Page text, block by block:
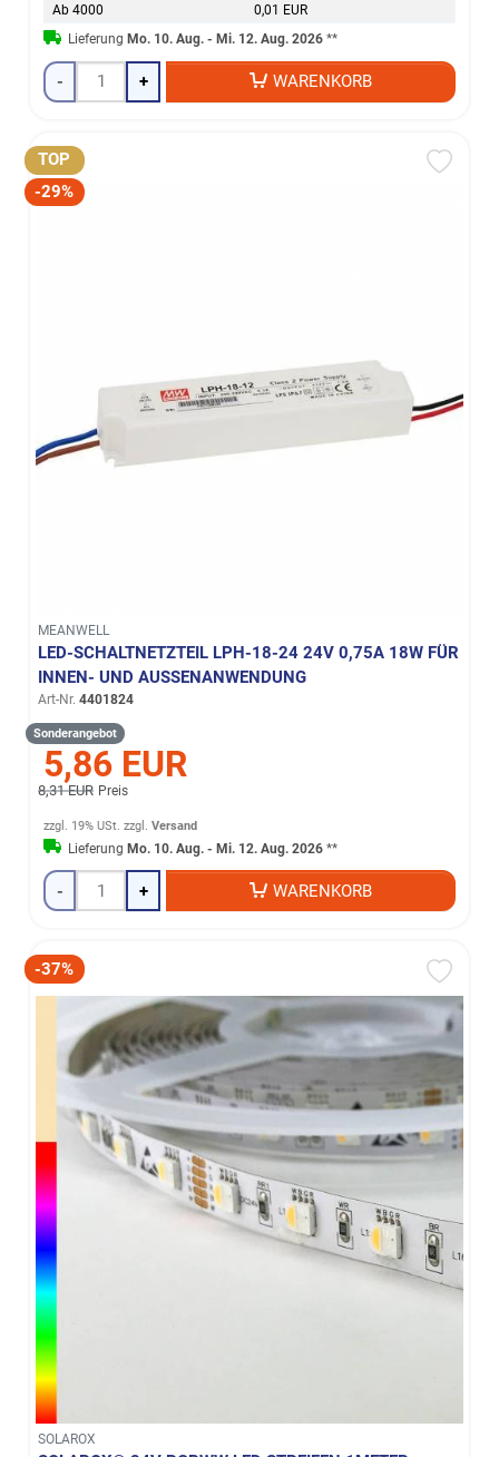
Ab 4000
0,01 EUR
Lieferung Mo. 10. Aug. - Mi. 12. Aug. 2026 **
- + WARENKORB
TOP
-29%
MEANWELL
LED-SCHALTNETZTEIL LPH-18-24 24V 0,75A 18W FÜR
INNEN- UND AUSSENANWENDUNG
Art-Nr. 4401824
Sonderangebot
5,86 EUR
8,31 EUR Preis
zzgl. 19% USt. zzgl.Versand
LieferungMo. 10. Aug. - Mi. 12. Aug. 2026 **
- + WARENKORB
-37%
SOLAROX